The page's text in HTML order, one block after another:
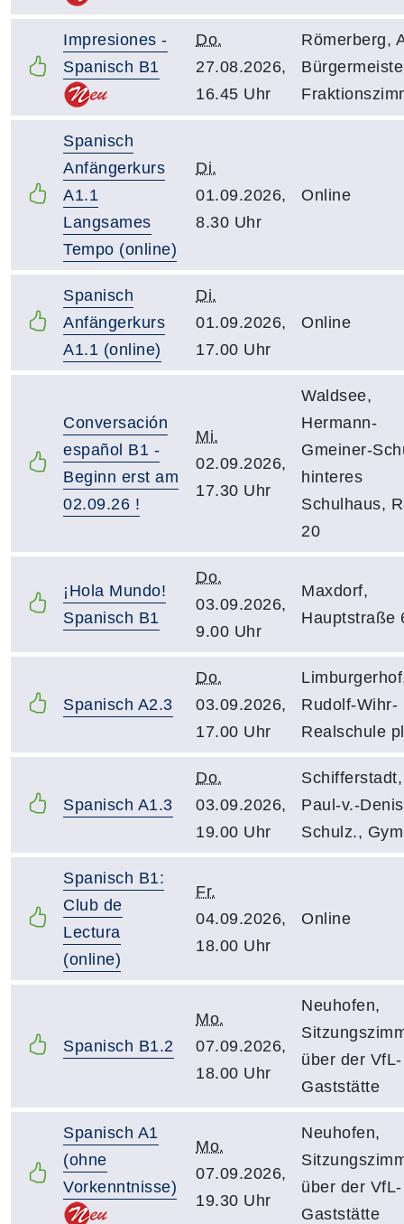
Impresiones -
Spanisch B1
Do.
27.08.2026,
16.45 Uhr
Römerberg,
Spanisch
Anfängerkurs
A1.1
Langsames
Tempo (online)
Di.
01.09.2026,
8.30 Uhr
Online
Spanisch
Anfängerkurs
A1.1 (online)
Di.
01.09.2026,
17.00 Uhr
Online
Conversación
español B1 -
Beginn erst am
02.09.26 !
Mi.
02.09.2026,
17.30 Uhr
Waldsee,
Hermann-
Gmeiner-
hinteres
Schulhaus,
20
¡Hola Mundo!
Spanisch B1
Do.
03.09.2026,
9.00 Uhr
Maxdorf,
Hauptstraße
Spanisch A2.3
Do.
03.09.2026,
17.00 Uhr
Rudolf-Wihr-
Realschule
Spanisch A1.3
Do.
03.09.2026,
19.00 Uhr
Schifferstadt,
Paul-v.-
Schulz.,
Spanisch B1:
Club de
Lectura
(online)
Fr.
04.09.2026,
18.00 Uhr
Online
Spanisch B1.2
Mo.
07.09.2026,
18.00 Uhr
Neuhofen,
über der VfL-
Gaststätte
Spanisch A1
(ohne
Vorkenntnisse)
Mo.
07.09.2026,
19.30 Uhr
Neuhofen,
über der VfL-
Gaststätte